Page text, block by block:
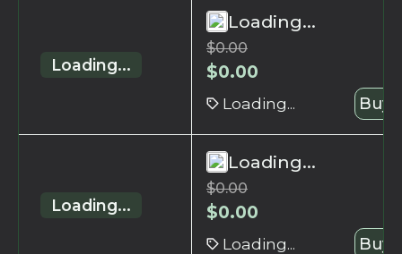
Loading...
Loading...
$0.00
$0.00
Loading... Buy
Loading...
Loading...
$0.00
$0.00
Loading... Buy